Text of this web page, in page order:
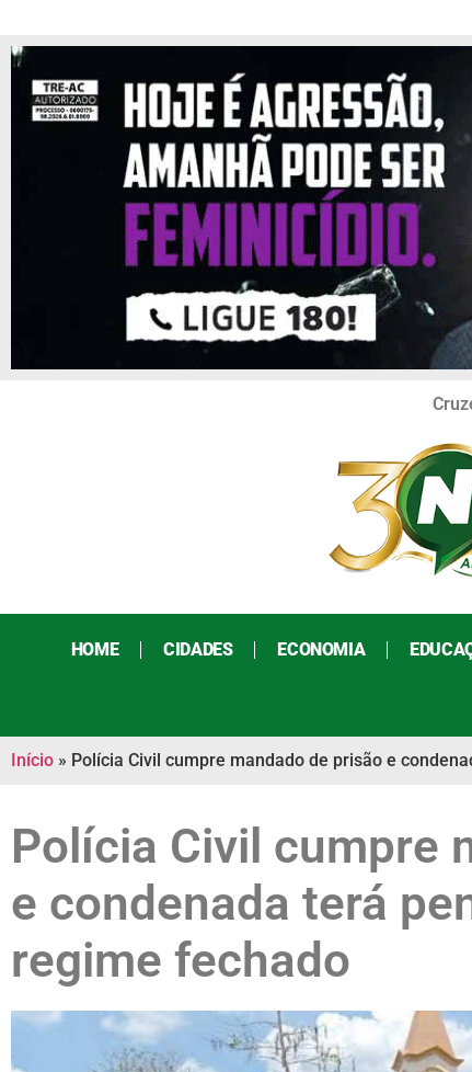
HOME CIDADES ECONOMIA
Início » Polícia Civil cumpre mandado de prisão e
Polícia Civil cumpre
e condenada terá
regime fechado